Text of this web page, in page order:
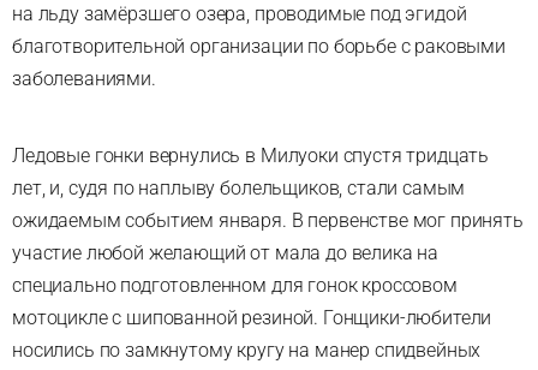
на льду замёрзшего озера, проводимые под эгидой
благотворительной организации по борьбе с раковыми
заболеваниями.
Ледовые гонки вернулись в Милуоки спустя тридцать
лет, и, судя по наплыву болельщиков, стали самым
ожидаемым событием января. В первенстве мог принять
участие любой желающий от мала до велика на
специально подготовленном для гонок кроссовом
мотоцикле с шипованной резиной. Гонщики-любители
носились по замкнутому кругу на манер спидвейных